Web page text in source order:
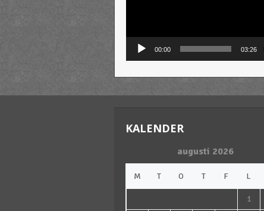
00:00 03:26
KALENDER
augusti 2026
M T O T F L
1